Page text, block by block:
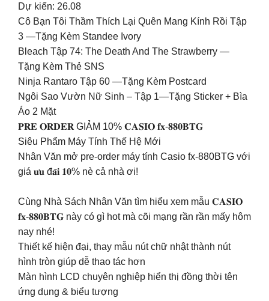
Dự kiến: 26.08
Cô Bạn Tôi Thầm Thích Lại Quên Mang Kính Rồi Tập
3 —Tặng Kèm Standee Ivory
Bleach Tập 74: The Death And The Strawberry —
Tặng Kèm Thẻ SNS
Ninja Rantaro Tập 60 —Tặng Kèm Postcard
Ngôi Sao Vườn Nữ Sinh – Tập 1—Tặng Sticker + Bìa
Áo 2 Mặt
𝐏𝐑𝐄 𝐎𝐑𝐃𝐄𝐑 GIẢM 10% 𝐂𝐀𝐒𝐈𝐎 𝐟𝐱-𝟖𝟖𝟎𝐁𝐓𝐆
Siêu Phẩm Máy Tính Thế Hệ Mới
Nhân Văn mở pre-order máy tính Casio fx-880BTG với
giá 𝐮̛𝐮 đ𝐚̃𝐢 𝟏𝟎% nè cả nhà ơi!
Cùng Nhà Sách Nhân Văn tìm hiểu xem mẫu 𝐂𝐀𝐒𝐈𝐎
𝐟𝐱-𝟖𝟖𝟎𝐁𝐓𝐆 này có gì hot mà cõi mạng rần rần mấy hôm
nay nhé!
Thiết kế hiện đại, thay mẫu nút chữ nhật thành nút
hình tròn giúp dễ thao tác hơn
Màn hình LCD chuyên nghiệp hiển thị đồng thời tên
ứng dụng & biểu tượng